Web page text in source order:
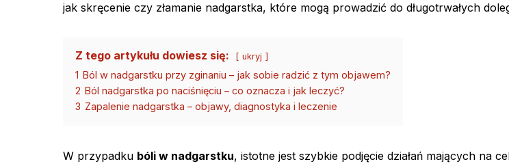
jak skręcenie czy złamanie nadgarstka, które mogą prowadzić do długotrwałych
Z tego artykułu dowiesz się: ukryj
1 Ból w nadgarstku przy zginaniu – jak sobie radzić z tym objawem?
2 Ból nadgarstka po naciśnięciu – co oznacza i jak leczyć?
3 Zapalenie nadgarstka – objawy, diagnostyka i leczenie
W przypadku bóli w nadgarstku, istotne jest szybkie podjęcie działań mających na